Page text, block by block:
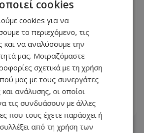
νάρκοτεστ και με
- Τον τσάκωσαν
με μετρητά,
τσιγάρα και πακέτα
πρόστιμο που πλήρωσε
cookies
cookies για να
το περιεχόμενο, τις
και να αναλύσουμε την
μας. Μοιραζόμαστε
σχετικά με τη χρήση
μας με τους συνεργάτες
και ανάλυσης, οι οποίοι
τις συνδυάσουν με άλλες
που τους έχετε παράσχει ή
από τη χρήση των